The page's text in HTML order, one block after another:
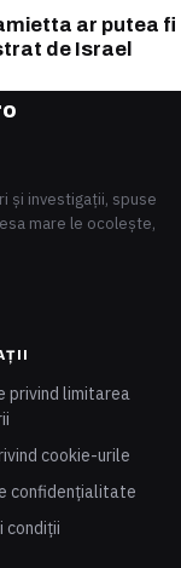
ar putea fi
de Israel
și investigații, spuse
mare le ocolește,
privind limitarea
cookie-urile
confidențialitate
condiții